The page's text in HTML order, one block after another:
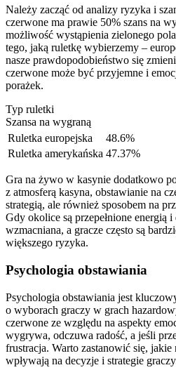
Należy zacząć od analizy ryzyka i
czerwone ma prawie 50% szans na
możliwość wystąpienia zielonego
tego, jaką ruletkę wybierzemy –
nasze prawdopodobieństwo się
czerwone może być przyjemne i
porażek.
Typ ruletki
Szansa na wygraną
Ruletka europejska
48.6%
Ruletka amerykańska 47.37%
Gra na żywo w kasynie dodatkowo
z atmosferą kasyna, obstawianie na
strategią, ale również sposobem na
Gdy okolice są przepełnione energią
wzmacniana, a gracze często są
większego ryzyka.
Psychologia obstawiania
Psychologia obstawiania jest
o wyborach graczy w grach
czerwone ze względu na aspekty
wygrywa, odczuwa radość, a jeśli
frustracja. Warto zastanowić się,
wpływają na decyzje i strategie